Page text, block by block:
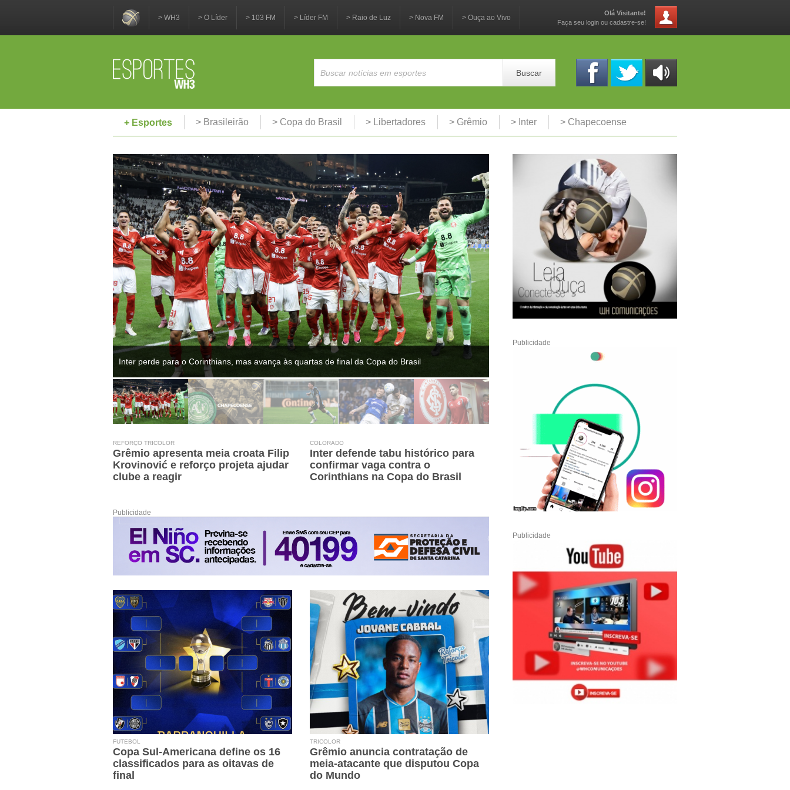
> WH3 > O Líder > 103 FM > Líder FM > Raio de Luz > Nova FM > Ouça ao Vivo
Olá Visitante!
Faça seu login ou cadastre-se!
Buscar
+ Esportes
> Brasileirão > Copa do Brasil > Libertadores > Grêmio > Inter > Chapecoense
Inter perde para o Corinthians, mas avança às quartas de final da Copa do Brasil
REFORÇO TRICOLOR
Grêmio apresenta meia croata Filip
Krovinović e reforço projeta ajudar
clube a reagir
COLORADO
Inter defende tabu histórico para
confirmar vaga contra o
Corinthians na Copa do Brasil
Publicidade
FUTEBOL
Copa Sul-Americana define os 16
classificados para as oitavas de
final
TRICOLOR
Grêmio anuncia contratação de
meia-atacante que disputou Copa
do Mundo
Publicidade
Publicidade